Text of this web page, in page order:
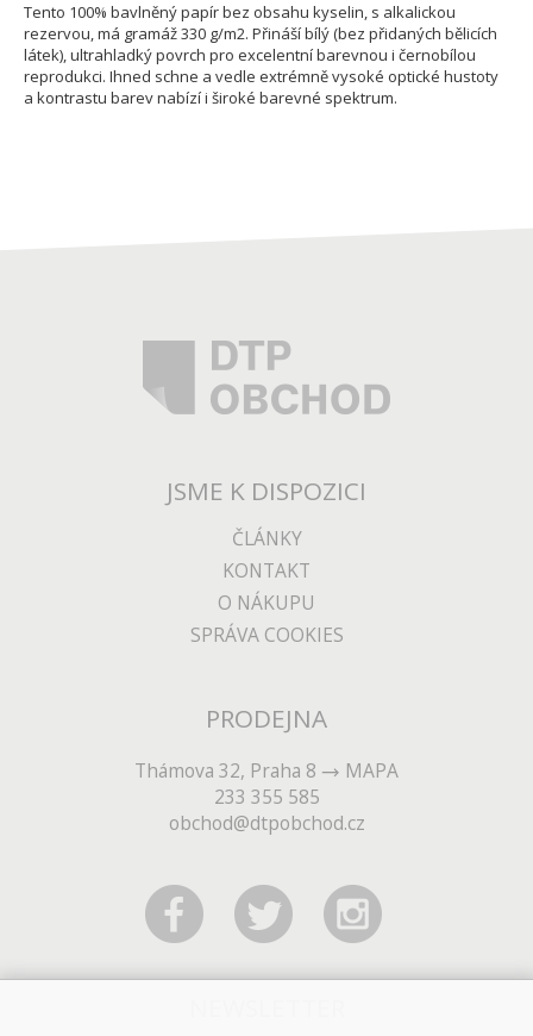
Tento 100% bavlněný papír bez obsahu kyselin, s alkalickou
rezervou, má gramáž 330 g/m2. Přináší bílý (bez přidaných bělicích
látek), ultrahladký povrch pro excelentní barevnou i černobílou
reprodukci. Ihned schne a vedle extrémně vysoké optické hustoty
a kontrastu barev nabízí i široké barevné spektrum.
JSME K DISPOZICI
ČLÁNKY
KONTAKT
O NÁKUPU
SPRÁVA COOKIES
PRODEJNA
Thámova 32, Praha 8
MAPA
233 355 585
obchod@dtpobchod.cz